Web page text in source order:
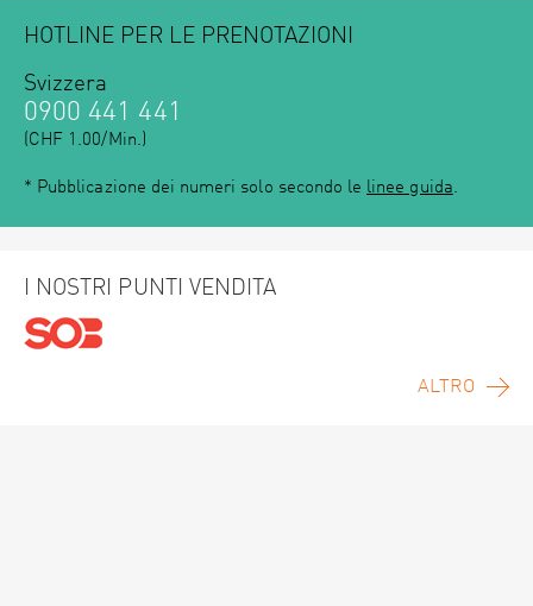
HOTLINE PER LE PRENOTAZIONI
Svizzera
0900 441 441
(CHF 1.00/Min.)
* Pubblicazione dei numeri solo secondo le linee guida.
I NOSTRI PUNTI VENDITA
ALTRO